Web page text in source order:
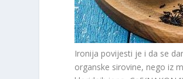
Ironija povijesti je i da se
organske sirovine, nego iz